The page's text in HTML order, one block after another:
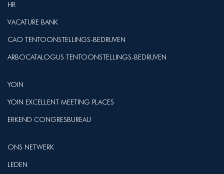
HR
VACATURE BANK
CAO TENTOONSTELLINGS-BEDRIJVEN
ARBOCATALOGUS TENTOONSTELLINGS-BEDRIJVEN
YOIN
YOIN EXCELLENT MEETING PLACES
ERKEND CONGRESBUREAU
ONS NETWERK
LEDEN